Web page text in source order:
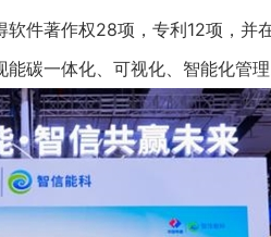
著作权28项，专利12项，并
碳一体化、可视化、智能化管理